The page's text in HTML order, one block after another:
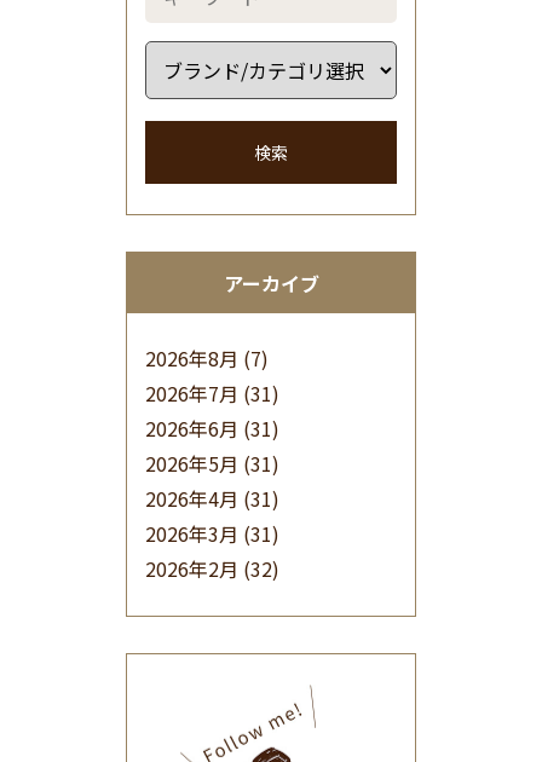
検索
アーカイブ
2026年8月 (7)
2026年7月 (31)
2026年6月 (31)
2026年5月 (31)
2026年4月 (31)
2026年3月 (31)
2026年2月 (32)
(32)
2025年9月(30)